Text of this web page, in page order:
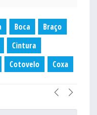
Boca
Braço
Cintura
Cotovelo Coxa